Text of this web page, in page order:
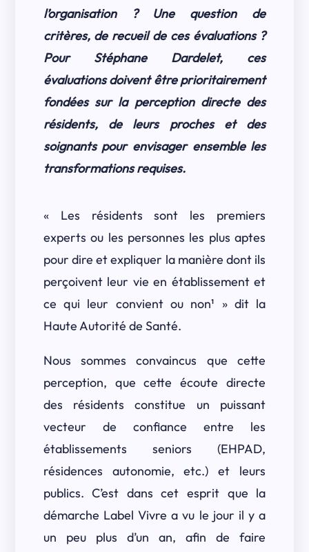
l’organisation ? Une question de
critères, de recueil de ces évaluations ?
Pour Stéphane Dardelet, ces
évaluations doivent être prioritairement
fondées sur la perception directe des
résidents, de leurs proches et des
soignants pour envisager ensemble les
transformations requises.
« Les résidents sont les premiers
experts ou les personnes les plus aptes
pour dire et expliquer la manière dont ils
perçoivent leur vie en établissement et
ce qui leur convient ou non¹ » dit la
Haute Autorité de Santé.
Nous sommes convaincus que cette
perception, que cette écoute directe
des résidents constitue un puissant
vecteur de confiance entre les
établissements seniors (EHPAD,
résidences autonomie, etc.) et leurs
publics. C’est dans cet esprit que la
démarche Label Vivre a vu le jour il y a
un peu plus d’un an, afin de faire